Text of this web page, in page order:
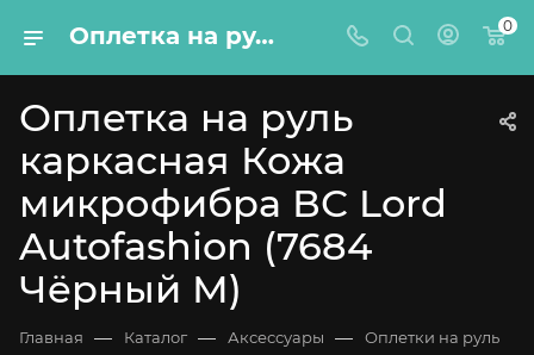
Оплетка на руль каркасная Кожа микрофибра ВС Lord Autofashion (7684 Чёрный М) 0
Оплетка на руль
каркасная Кожа
микрофибра ВС Lord
Autofashion (7684
Чёрный М)
Главная — Каталог — Аксессуары — Оплетки на руль